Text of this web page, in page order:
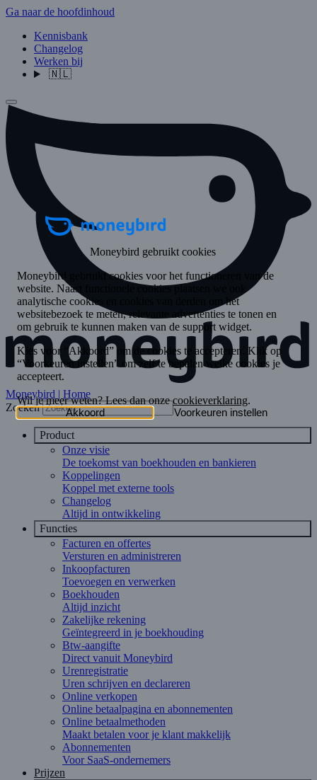
Ga naar de hoofdinhoud
Kennisbank
Changelog
Werken bij
🇳🇱
Moneybird | Home
Zoeken
Product
Onze visie
De toekomst van boekhouden en bankieren
Koppelingen
Koppel met externe tools
Changelog
Altijd in ontwikkeling
Functies
Facturen en offertes
Versturen en administreren
Inkoopfacturen
Toevoegen en verwerken
Boekhouden
Altijd inzicht
Zakelijke rekening
Geïntegreerd in je boekhouding
Btw-aangifte
Direct vanuit Moneybird
Urenregistratie
Uren schrijven en declareren
Online verkopen
Online betaalpagina en abonnementen
Online betaalmethoden
Maakt betalen voor je klant makkelijk
Abonnementen
Voor SaaS-ondernemers
Prijzen